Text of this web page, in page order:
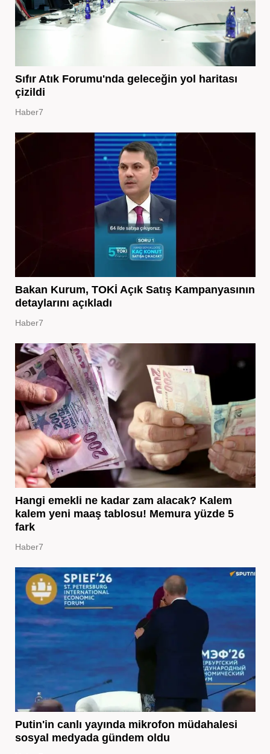
Sıfır Atık Forumu'nda geleceğin yol haritası
çizildi
Haber7
Bakan Kurum, TOKİ Açık Satış Kampanyasının
detaylarını açıkladı
Haber7
Hangi emekli ne kadar zam alacak? Kalem
kalem yeni maaş tablosu! Memura yüzde 5
fark
Haber7
Putin'in canlı yayında mikrofon müdahalesi
sosyal medyada gündem oldu